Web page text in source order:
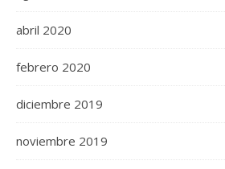
abril 2020
febrero 2020
diciembre 2019
noviembre 2019